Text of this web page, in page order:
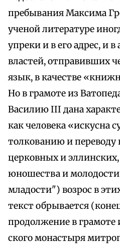
пребывания Максима
ученой литературе
упреки и в его адрес, и
властей, отправивших
язык, в качестве
Но в грамоте из
Василию III дана
как человека «искусна
толкованию и переводу
церковных и
юношества и
младости") возрос в
текст обрывается
продолжение в грамоте
ского монастыря